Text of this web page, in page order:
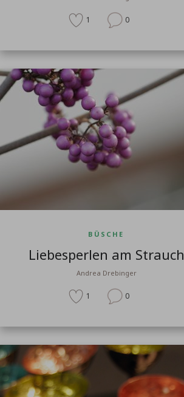
1 0
BÜSCHE
Liebesperlen am Strauch
Andrea Drebinger
1 0